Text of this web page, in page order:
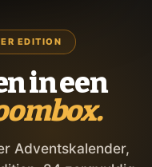
EDITION
in een
Adventskalender,